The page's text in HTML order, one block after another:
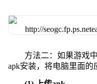
方法二：如果游戏
apk安装，将电脑里面的